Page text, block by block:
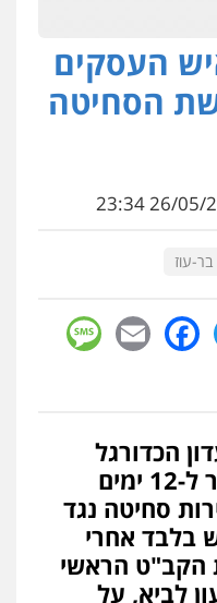
העסקים
הסחיטה
בר-עוז
Twitter
Facebook
Email
הכדורגל
עירוני רמת השרון, נעצר ל-12 ימים
סחיטה נגד
בלבד אחרי
הקב"ט הראשי
לביא, על